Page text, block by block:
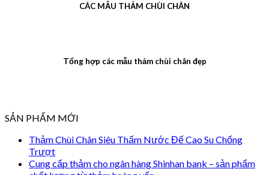
CÁC MẪU THẢM CHÙI CHÂN
Tổng hợp các mẫu thảm chùi chân đẹp
SẢN PHẨM MỚI
Thảm Chùi Chân Siêu Thấm Nước Đế Cao Su Chống
Trượt
Cung cấp thảm cho ngân hàng Shinhan bank – sản phẩm